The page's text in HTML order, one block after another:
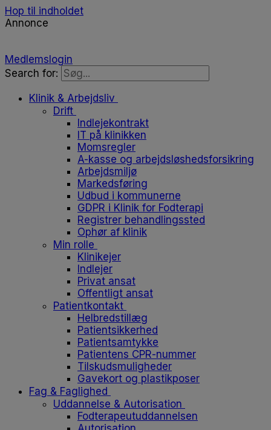
Hop til indholdet
Annonce
Medlemslogin
Search for:
Klinik & Arbejdsliv
Drift
Indlejekontrakt
IT på klinikken
Momsregler
A-kasse og arbejdsløshedsforsikring
Arbejdsmiljø
Markedsføring
Udbud i kommunerne
GDPR i Klinik for Fodterapi
Registrer behandlingssted
Ophør af klinik
Min rolle
Klinikejer
Indlejer
Privat ansat
Offentligt ansat
Patientkontakt
Helbredstillæg
Patientsikkerhed
Patientsamtykke
Patientens CPR-nummer
Tilskudsmuligheder
Gavekort og plastikposer
Fag & Faglighed
Uddannelse & Autorisation
Fodterapeutuddannelsen